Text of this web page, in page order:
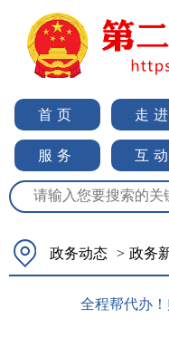
首页 走进
服务 互动
政务动态 > 政务
全程帮代办！